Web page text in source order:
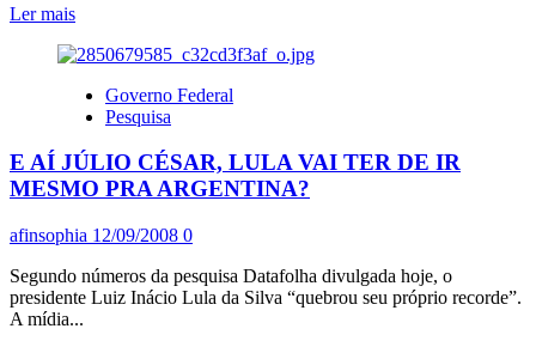
Ler maisLeia
sobre
IBOPE
COLA
PERSPECTIVA
Governo Federal
Pesquisa
E AÍ JÚLIO CÉSAR, LULA VAI TER DE IR
MESMO PRA ARGENTINA?
afinsophia 12/09/2008 0
Segundo números da pesquisa Datafolha divulgada hoje, o
presidente Luiz Inácio Lula da Silva “quebrou seu próprio recorde”.
A mídia...